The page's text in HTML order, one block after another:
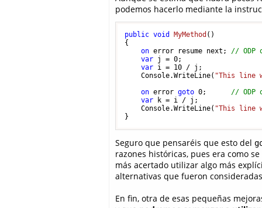
podemos hacerlo mediante la
public void MyMethod ()
{
on error resume next; // ODP
var j = 0;
var i = 10 / j;
    Console.WriteLine(
"This line
on error goto 0; // ODP
var k = i / j;
    Console.WriteLine(
"This line
Seguro que pensaréis que esto del
razones históricas, pues era como
más acertado utilizar algo más
alternativas que fueron
En fin, otra de esas pequeñas